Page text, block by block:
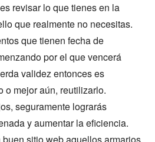
revisar lo que tienes en la
que realmente no necesitas.
que tienen fecha de
por el que vencerá
validez entonces es
o mejor aún, reutilizarlo.
seguramente lograrás
y aumentar la eficiencia.